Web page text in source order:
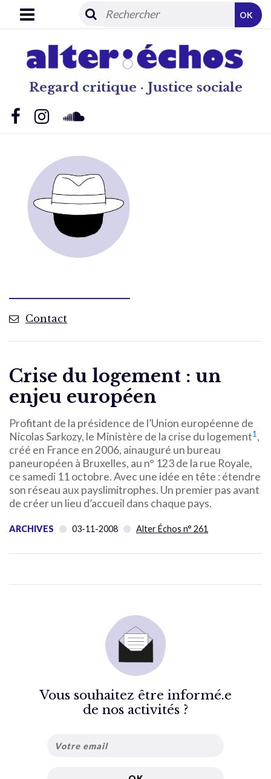
Regard critique · Justice sociale
OK
Contact
Crise du logement : un
enjeu européen
Profitant de la présidence de l’Union européenne de
Nicolas Sarkozy, le Ministère de la crise du logement1 ,
créé en France en 2006, ainauguré un bureau
paneuropéen à Bruxelles, au n° 123 de la rue Royale,
ce samedi 11 octobre. Avec une idée en tête : étendre
son réseau aux payslimitrophes. Un premier pas avant
de créer un lieu d’accueil dans chaque pays.
ARCHIVES 03-11-2008 Alter Échos n° 261
Vous souhaitez être informé.e
de nos activités ?